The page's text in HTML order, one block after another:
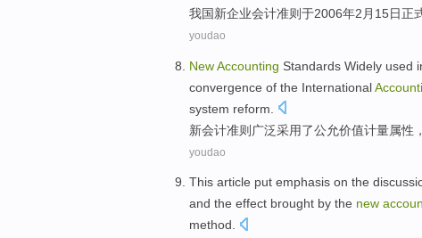
我国新企业会计准则于2006年2 月 15日正
youdao
NewAccounting Standards Widely used
convergence of the International
system reform.
新会计准则广泛采用了公允价值计量属性 ，
youdao
This article put emphasis on the
and the effect brought by the new
method.